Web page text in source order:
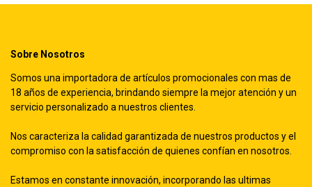
Sobre Nosotros
Somos una importadora de artículos promocionales con mas de
18 años de experiencia, brindando siempre la mejor atención y un
servicio personalizado a nuestros clientes.
Nos caracteriza la calidad garantizada de nuestros productos y el
compromiso con la satisfacción de quienes confían en nosotros.
Estamos en constante innovación, incorporando las ultimas